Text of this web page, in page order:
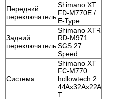
Передний
переключатель
Shimano XT
FD-M770E /
E-Type
Задний
переключатель
Shimano XTR
RD-M971
SGS 27
Speed
Система
Shimano XT
FC-M770
hollowtech 2
44Ax32Ax22A
T